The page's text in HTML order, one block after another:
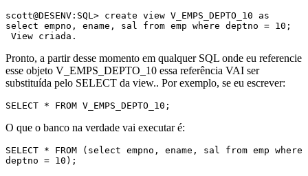
scott@DESENV:SQL> create view V_EMPS_DEPTO_10 as
select empno, ename, sal from emp where deptno = 10;
View criada.
Pronto, a partir desse momento em qualquer SQL onde eu referencie
esse objeto V_EMPS_DEPTO_10 essa referência VAI ser
substituída pelo SELECT da view.. Por exemplo, se eu escrever:
SELECT * FROM V_EMPS_DEPTO_10;
O que o banco na verdade vai executar é:
SELECT * FROM (select empno, ename, sal from emp where
deptno = 10);